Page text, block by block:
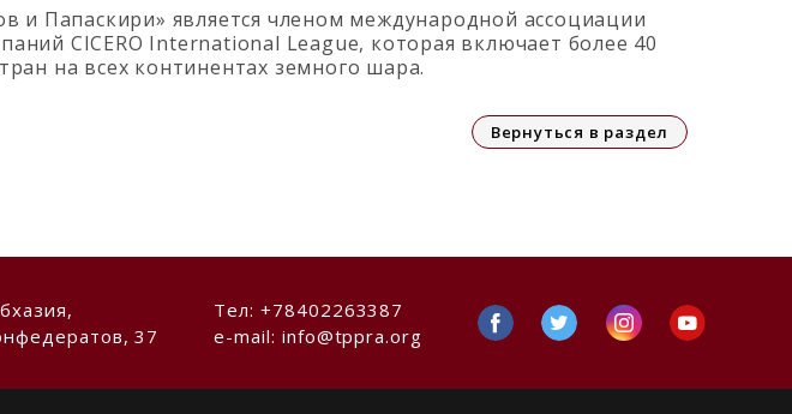
и Папаскири» является членом международной ассоциации
CICERO International League, которая включает более 40
на всех континентах земного шара.
Вернуться в раздел
37
Тел: +78402263387
e-mail: info@tppra.org